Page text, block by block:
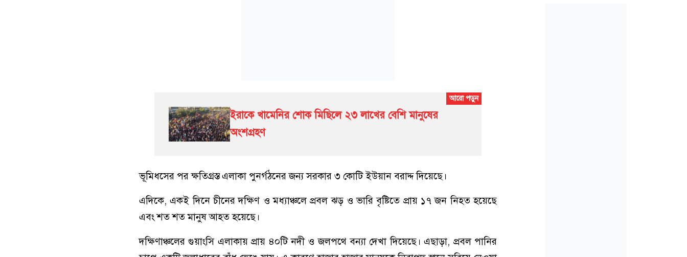
ইরাকে খামেনির শোক মিছিলে ২৩ লাখের বেশি মানুষের
অংশগ্রহণ
ভূমিধসের পর ক্ষতিগ্রস্ত এলাকা পুনর্গঠনের জন্য সরকার ৩ কোটি ইউয়ান বরাদ্দ দিয়েছে।
এদিকে, একই দিনে চীনের দক্ষিণ ও মধ্যাঞ্চলে প্রবল ঝড় ও ভারি বৃষ্টিতে প্রায় ১৭ জন নিহত হয়েছে
এবং শত শত মানুষ আহত হয়েছে।
দক্ষিণাঞ্চলের গুয়াংসি এলাকায় প্রায় ৪০টি নদী ও জলপথে বন্যা দেখা দিয়েছে। এছাড়া, প্রবল পানির